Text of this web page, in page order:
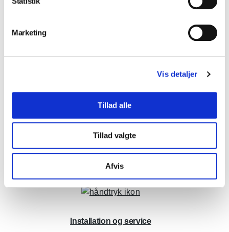
Marketing
Vis detaljer
Tillad alle
Tillad valgte
Afvis
Installation og service